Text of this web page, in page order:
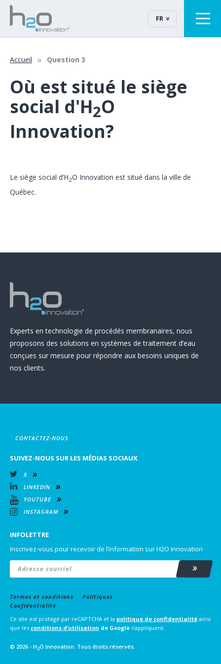
FR
Accueil Question 3
Où est situé le siège
social d'H2O
Innovation?
Le siège social d’H2O Innovation est situé dans la ville de
Québec.
Experts en technologie de procédés membranaires, nous
proposons des solutions en systèmes de traitement d’eau
conçues sur mesure pour répondre aux besoins uniques de
nos clients.
CONTACTEZ-NOUS
SUIVEZ-NOUS SUR LES MÉDIAS SOCIAUX
X
LINKEDIN
YOUTUBE
INSTAGRAM
INFOLETTRE
Inscrivez-vous pour recevoir de l’information sur H2O Innovation
Email Subscribe
Termes et conditions
Politiques
Confidentialité
Ce site est protégé par reCAPTCHA et la politique de confidentialité ainsi
que les conditions d’utilisation de Google s’appliquent.
© 2026 - H2O Innovation. Tous droits réservés.